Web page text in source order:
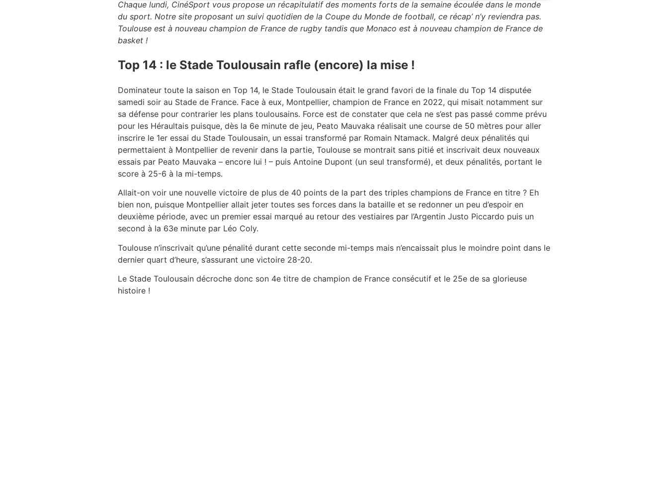
Chaque lundi, CinéSport vous propose un récapitulatif des moments forts de la semaine écoulée dans le monde
du sport. Notre site proposant un suivi quotidien de la Coupe du Monde de football, ce récap’ n’y reviendra pas.
Toulouse est à nouveau champion de France de rugby tandis que Monaco est à nouveau champion de France de
basket !
Top 14 : le Stade Toulousain rafle (encore) la mise !
Dominateur toute la saison en Top 14, le Stade Toulousain était le grand favori de la finale du Top 14 disputée
samedi soir au Stade de France. Face à eux, Montpellier, champion de France en 2022, qui misait notamment sur
sa défense pour contrarier les plans toulousains. Force est de constater que cela ne s’est pas passé comme prévu
pour les Héraultais puisque, dès la 6e minute de jeu, Peato Mauvaka réalisait une course de 50 mètres pour aller
inscrire le 1er essai du Stade Toulousain, un essai transformé par Romain Ntamack. Malgré deux pénalités qui
permettaient à Montpellier de revenir dans la partie, Toulouse se montrait sans pitié et inscrivait deux nouveaux
essais par Peato Mauvaka – encore lui ! – puis Antoine Dupont (un seul transformé), et deux pénalités, portant le
score à 25-6 à la mi-temps.
Allait-on voir une nouvelle victoire de plus de 40 points de la part des triples champions de France en titre ? Eh
bien non, puisque Montpellier allait jeter toutes ses forces dans la bataille et se redonner un peu d’espoir en
deuxième période, avec un premier essai marqué au retour des vestiaires par l’Argentin Justo Piccardo puis un
second à la 63e minute par Léo Coly.
Toulouse n’inscrivait qu’une pénalité durant cette seconde mi-temps mais n’encaissait plus le moindre point dans le
dernier quart d’heure, s’assurant une victoire 28-20.
Le Stade Toulousain décroche donc son 4e titre de champion de France consécutif et le 25e de sa glorieuse
histoire !